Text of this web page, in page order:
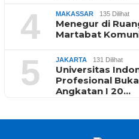
4 MAKASSAR 135 Dilihat
Menegur di
Martabat
5 JAKARTA 131 Dilihat
Universitas
Profesional
Angkatan I 20…